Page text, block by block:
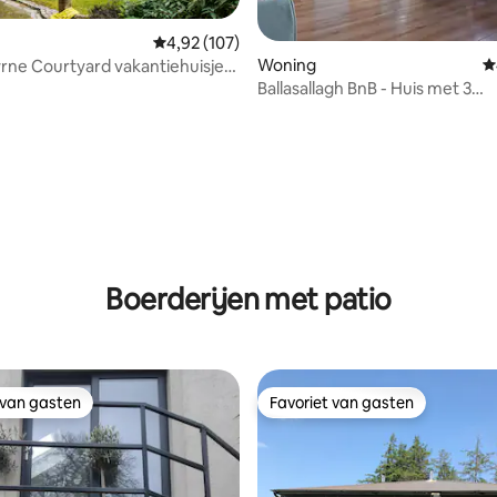
van 4,91 uit 5, 282 recensies
Gemiddelde beoordeling van 4,92 uit 5, 107
4,92 (107)
Courtyard vakantiehuisje
Woning
Ballasallagh BnB - Huis met 3
Boerderijen met patio
gasten
gasten Favoriet van gasten
Favoriet van gasten